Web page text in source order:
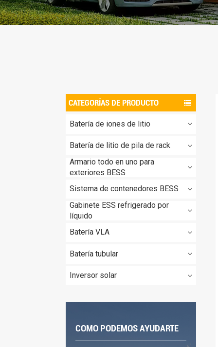
CATEGORÍAS DE PRODUCTO
Batería de iones de litio
Batería de litio de pila de rack
Armario todo en uno para
exteriores BESS
Sistema de contenedores BESS
Gabinete ESS refrigerado por
líquido
Batería VLA
Batería tubular
Inversor solar
COMO PODEMOS AYUDARTE